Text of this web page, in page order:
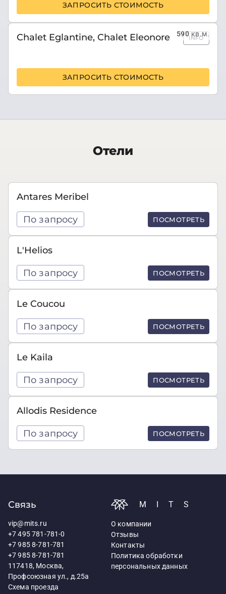
ЗАПРОСИТЬ СТОИМОСТЬ
590кв.м.
Chalet Eglantine, Chalet Eleonore INFO
ЗАПРОСИТЬ СТОИМОСТЬ
Отели
Antares Meribel
По запросу ПОСМОТРЕТЬ
L'Helios
По запросу ПОСМОТРЕТЬ
Le Coucou
По запросу ПОСМОТРЕТЬ
Le Kaila
По запросу ПОСМОТРЕТЬ
Allodis Residence
По запросу ПОСМОТРЕТЬ
Связь
vip@mits.ru
+7 495 781-781-0
+7 985 8-781-781
+7 985 8-781-781
117418, Москва,
Профсоюзная ул., д.25а
Схема проезда
MITS
О компании
Отзывы
Контакты
Политика обработки
персональных данных